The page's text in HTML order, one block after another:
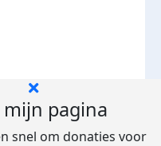
mijn pagina
snel om donaties voor